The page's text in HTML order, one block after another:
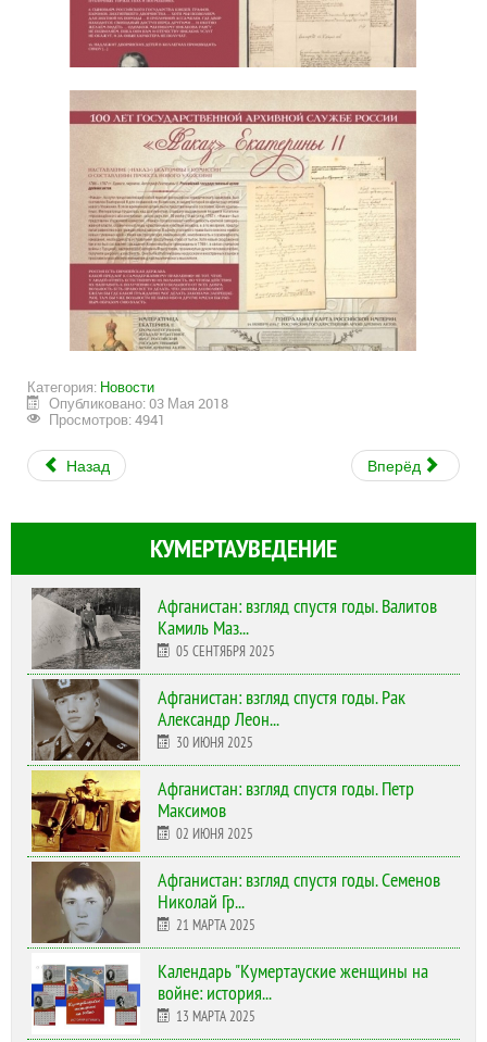
Категория: Новости
Опубликовано: 03 Мая 2018
Просмотров: 4941
Назад Вперёд
КУМЕРТАУВЕДЕНИЕ
Афганистан: взгляд спустя годы. Валитов
Камиль Маз...
05 СЕНТЯБРЯ 2025
Афганистан: взгляд спустя годы. Рак
Александр Леон...
30 ИЮНЯ 2025
Афганистан: взгляд спустя годы. Петр
Максимов
02 ИЮНЯ 2025
Афганистан: взгляд спустя годы. Семенов
Николай Гр...
21 МАРТА 2025
Календарь "Кумертауские женщины на
войне: история...
13 МАРТА 2025